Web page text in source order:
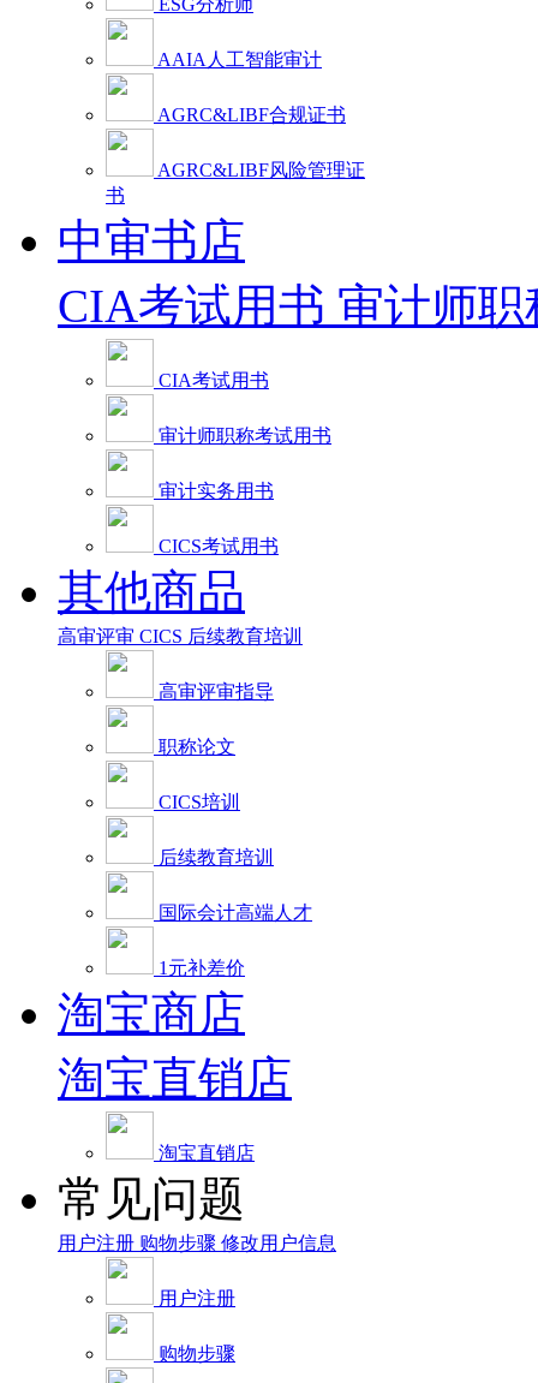
ESG分析师
AAIA人工智能审计
AGRC&LIBF合规证书
AGRC&LIBF风险管理证
书
中审书店
CIA考试用书 审计师
CIA考试用书
审计师职称考试用书
审计实务用书
CICS考试用书
其他商品
高审评审 CICS 后续教育培训
高审评审指导
职称论文
CICS培训
后续教育培训
国际会计高端人才
1元补差价
淘宝商店
淘宝直销店
淘宝直销店
常见问题
用户注册 购物步骤 修改用户信息
用户注册
购物步骤